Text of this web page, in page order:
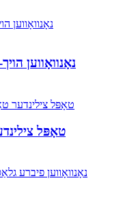
נאָנוואָווען
טאָפּל